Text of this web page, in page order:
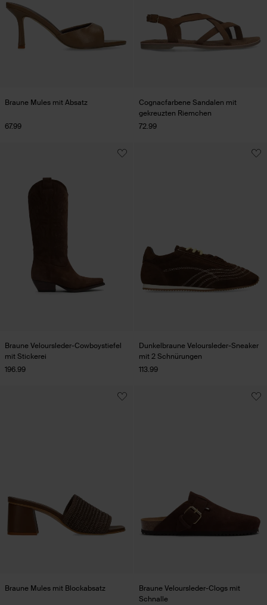
Braune Mules mit Absatz
67.99
Cognacfarbene Sandalen mit
gekreuzten Riemchen
72.99
Braune Veloursleder-Cowboystiefel
mit Stickerei
196.99
Dunkelbraune Veloursleder-Sneaker
mit 2 Schnürungen
113.99
Braune Mules mit Blockabsatz
Braune Veloursleder-Clogs mit
Schnalle